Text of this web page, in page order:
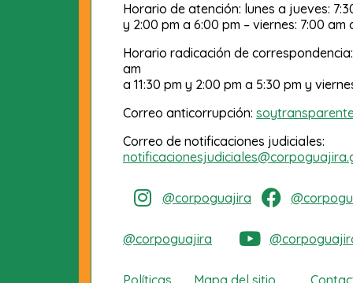
Horario de atención: lunes a jueves:
y 2:00 pm a 6:00 pm – viernes: 7:00 am
Horario radicación de
am
a 11:30 pm y 2:00 pm a 5:30 pm y
Correo anticorrupción:
Correo de notificaciones judiciales:
@corpoguajira
@corpoguajira